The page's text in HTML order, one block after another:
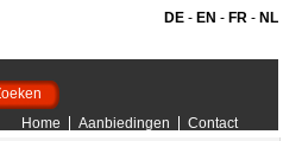
DE- EN - FR- NL
Home Aanbiedingen
Contact